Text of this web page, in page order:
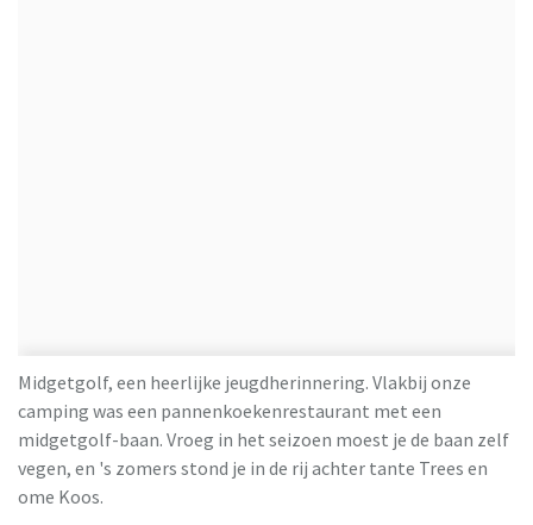
Midgetgolf, een heerlijke jeugdherinnering. Vlakbij onze
camping was een pannenkoekenrestaurant met een
midgetgolf-baan. Vroeg in het seizoen moest je de baan zelf
vegen, en 's zomers stond je in de rij achter tante Trees en
ome Koos.